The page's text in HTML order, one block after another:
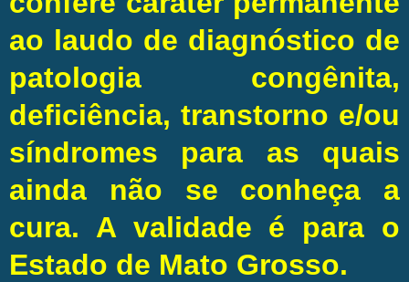
ao laudo de diagnóstico de
patologia congênita,
deficiência, transtorno e/ou
síndromes para as quais
ainda não se conheça a
cura. A validade é para o
Estado de Mato Grosso.